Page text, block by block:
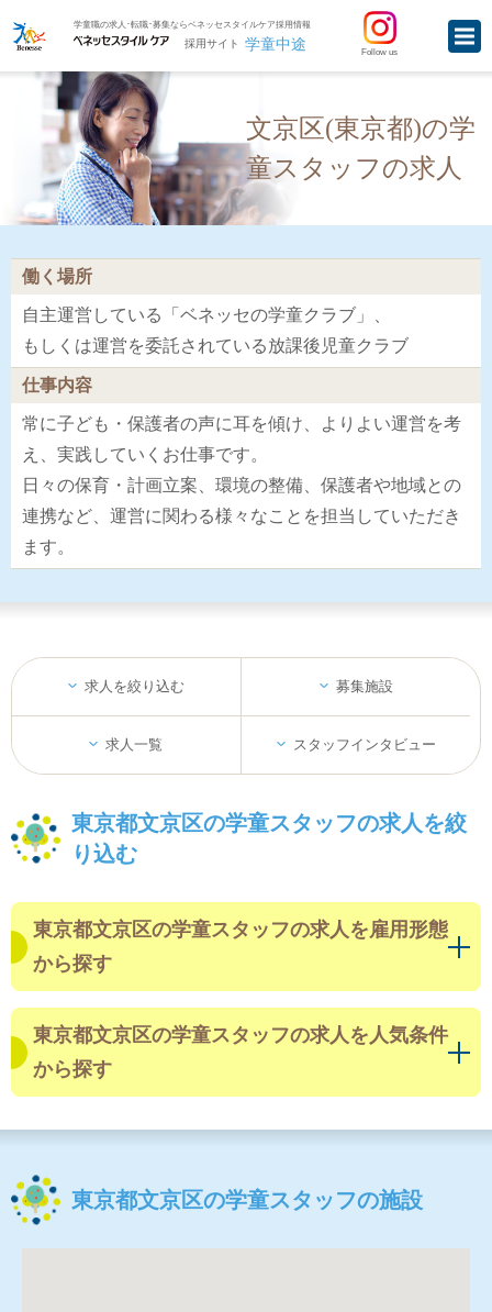
学童職の求人･転職･募集ならベネッセスタイルケア採用情報
採用サイト 学童中途 Follow us
文京区(東京都)の学
童スタッフの求人
働く場所
自主運営している「ベネッセの学童クラブ」、
もしくは運営を委託されている放課後児童クラブ
仕事内容
常に子ども・保護者の声に耳を傾け、よりよい運営を考
え、実践していくお仕事です。
日々の保育・計画立案、環境の整備、保護者や地域との
連携など、運営に関わる様々なことを担当していただき
ます。
求人を絞り込む 募集施設
求人一覧 スタッフインタビュー
東京都文京区の学童スタッフの求人を絞
り込む
東京都文京区の学童スタッフの求人を雇用形態
から探す
東京都文京区の学童スタッフの求人を人気条件
から探す
東京都文京区の学童スタッフの施設